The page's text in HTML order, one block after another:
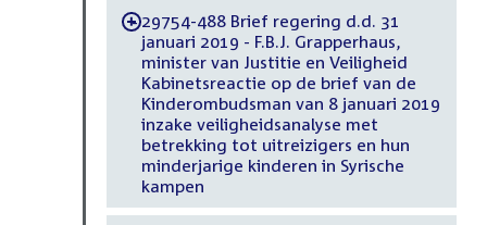
-29754-488 Brief regering d.d. 31
januari 2019 - F.B.J. Grapperhaus,
minister van Justitie en Veiligheid
Kabinetsreactie op de brief van de
Kinderombudsman van 8 januari 2019
inzake veiligheidsanalyse met
betrekking tot uitreizigers en hun
minderjarige kinderen in Syrische
kampen